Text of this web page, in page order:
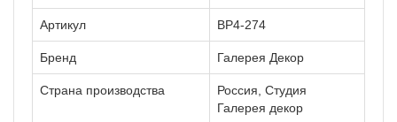
Артикул ВР4-274
Бренд Галерея Декор
Страна производства
Россия, Студия
Галерея декор